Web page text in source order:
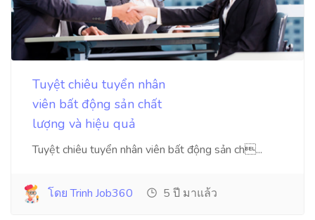
Tuyệt chiêu tuyển nhân
viên bất động sản chất
lượng và hiệu quả
Tuyệt chiêu tuyển nhân viên bất động sản ch...
โดย Trinh Job360 5 ปี มาแล้ว